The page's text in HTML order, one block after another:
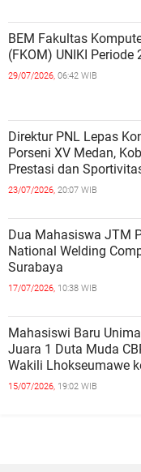
BEM Fakultas
(FKOM) UNIKI
29/07/2026, 06:42 WIB
Direktur PNL Lepas
Porseni XV Medan,
Prestasi dan
23/07/2026, 20:07 WIB
Dua Mahasiswa JTM
National Welding
Surabaya
17/07/2026, 10:38 WIB
Mahasiswi Baru
Juara 1 Duta Muda
Wakili Lhokseumawe
15/07/2026, 19:02 WIB